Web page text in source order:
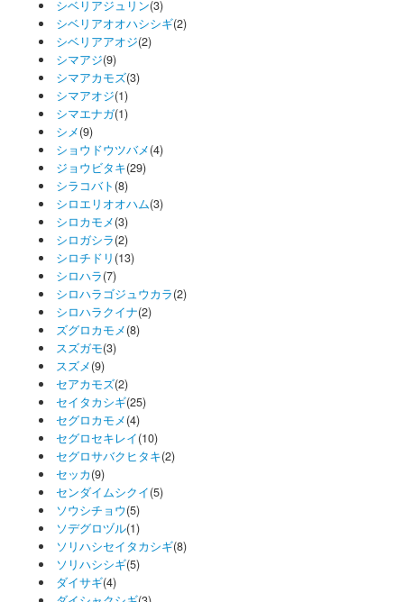
シベリアジュリン(3)
シベリアオオハシシギ(2)
シベリアアオジ(2)
シマアジ(9)
シマアカモズ(3)
シマアオジ(1)
シマエナガ(1)
シメ(9)
ショウドウツバメ(4)
ジョウビタキ(29)
シラコバト (8)
シロエリオオハム(3)
シロカモメ(3)
シロガシラ(2)
シロチドリ (13)
シロハラ(7)
シロハラゴジュウカラ(2)
シロハラクイナ(2)
ズグロカモメ(8)
スズガモ(3)
スズメ(9)
セアカモズ(2)
セイタカシギ(25)
セグロカモメ(4)
セグロセキレイ(10)
セグロサバクヒタキ(2)
セッカ(9)
センダイムシクイ(5)
ソウシチョウ(5)
ソデグロヅル(1)
ソリハシセイタカシギ(8)
ソリハシシギ(5)
ダイサギ(4)